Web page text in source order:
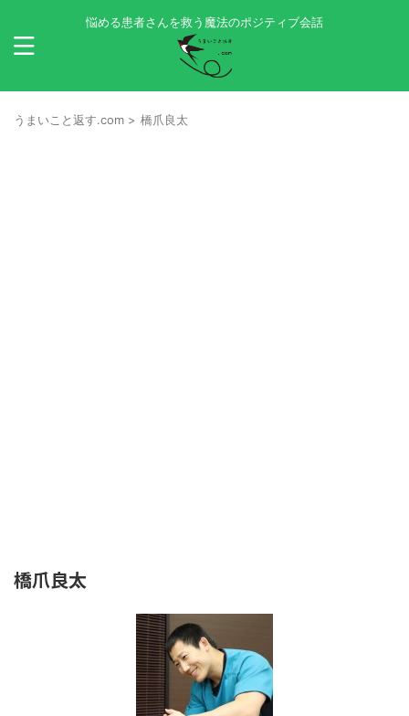
悩める患者さんを救う魔法のポジティブ会話
うまいこと返す.com > 橋爪良太
橋爪良太